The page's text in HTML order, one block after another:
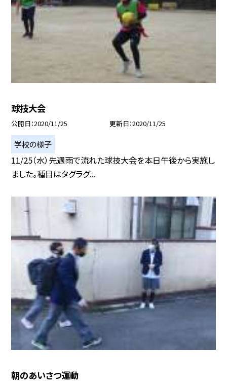
球技大会
公開日 2020/11/25 更新日 2020/11/25
学校の様子
11/25（水）先週雨で流れた球技大会を本日午後から実施し
ました。種目はタグラグ...
朝のあいさつ運動